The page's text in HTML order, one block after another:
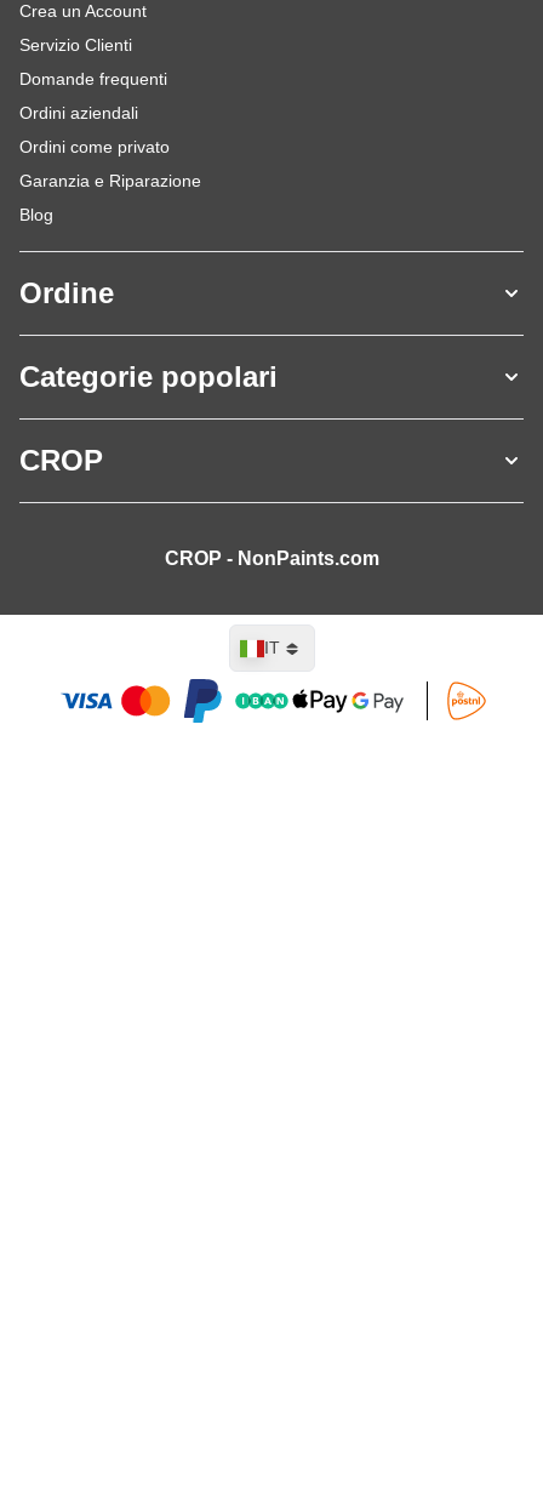
Crea un Account
Servizio Clienti
Domande frequenti
Ordini aziendali
Ordini come privato
Garanzia e Riparazione
Blog
Ordine
Categorie popolari
CROP
CROP - NonPaints.com
Lingua
IT